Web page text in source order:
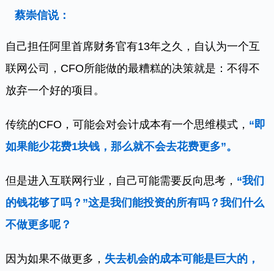
蔡崇信说：
自己担任阿里首席财务官有13年之久，自认为一个互
联网公司，CFO所能做的最糟糕的决策就是：不得不
放弃一个好的项目。
传统的CFO，可能会对会计成本有一个思维模式， “即
如果能少花费1块钱，那么就不会去花费更多”。
但是进入互联网行业，自己可能需要反向思考， “我们
的钱花够了吗？”这是我们能投资的所有吗？我们什么
不做更多呢？
因为如果不做更多， 失去机会的成本可能是巨大的，